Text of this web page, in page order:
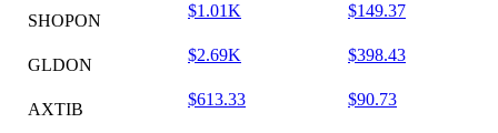
SHOPON
$1.01K $149.37
GLDON
$2.69K $398.43
AXTIB
$613.33 $90.73